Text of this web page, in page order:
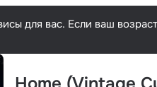
для вас. Если ваш